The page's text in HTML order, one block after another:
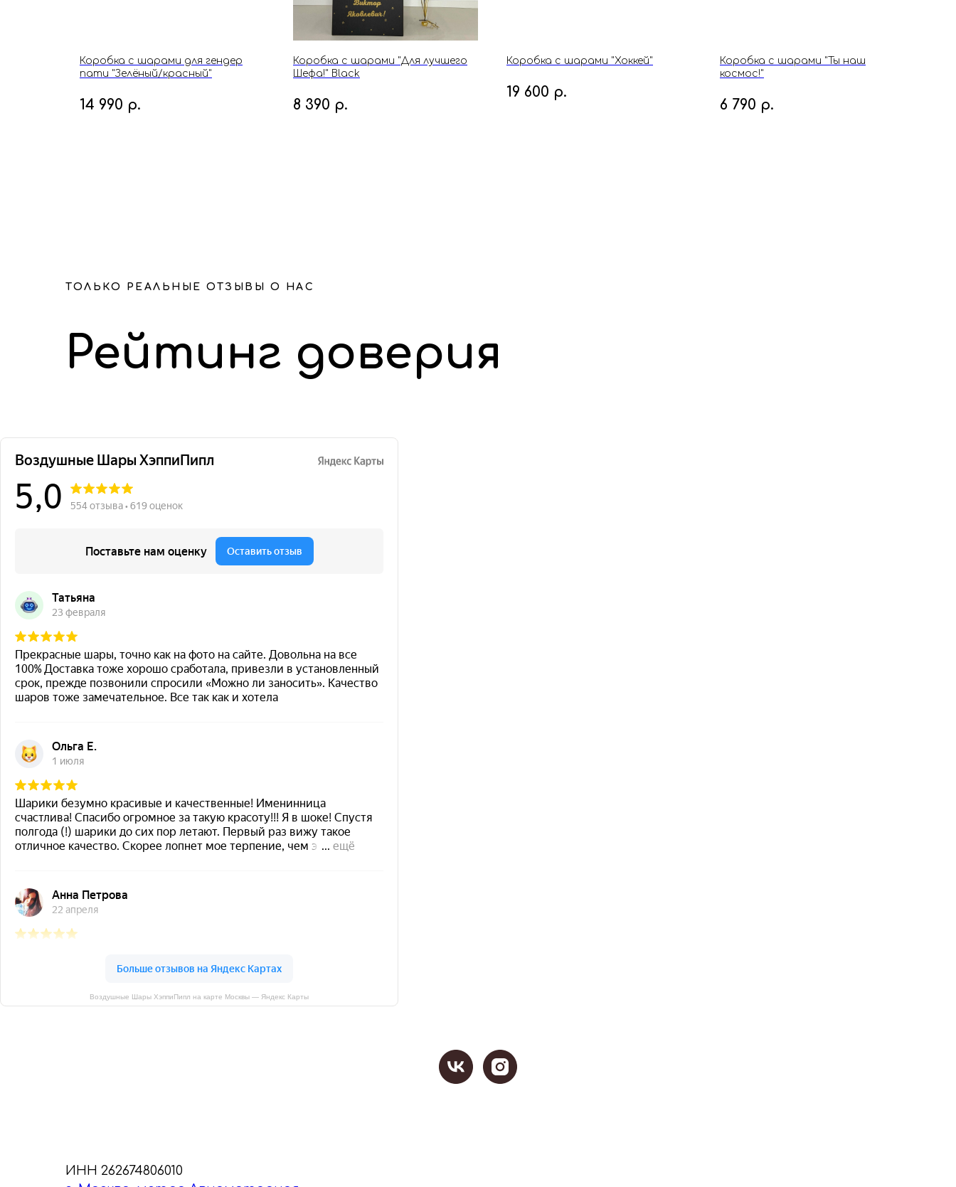
Коробка с шарами для гендер
пати "Зелёный/красный"
14 990 р.
Коробка с шарами "Для лучшего
Шефа!" Black
8 390 р.
Коробка с шарами "Хоккей"
19 600 р.
Коробка с шарами "Ты наш
космос!"
6 790 р.
ТОЛЬКО РЕАЛЬНЫЕ ОТЗЫВЫ О НАС
Рейтинг доверия
Воздушные Шары ХэппиПипл на карте Москвы — Яндекс Карты
ИНН 262674806010